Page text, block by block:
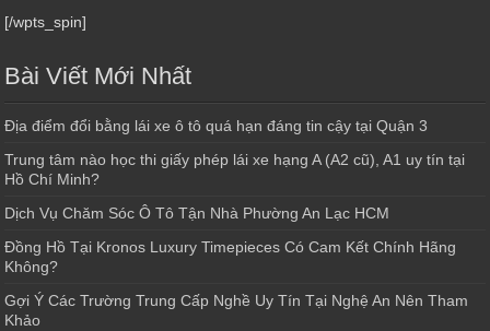
[/wpts_spin]
Bài Viết Mới Nhất
Địa điểm đổi bằng lái xe ô tô quá hạn đáng tin cậy tại Quận 3
Trung tâm nào học thi giấy phép lái xe hạng A (A2 cũ), A1 uy tín tại
Hồ Chí Minh?
Dịch Vụ Chăm Sóc Ô Tô Tận Nhà Phường An Lạc HCM
Đồng Hồ Tại Kronos Luxury Timepieces Có Cam Kết Chính Hãng
Không?
Gợi Ý Các Trường Trung Cấp Nghề Uy Tín Tại Nghệ An Nên Tham
Khảo